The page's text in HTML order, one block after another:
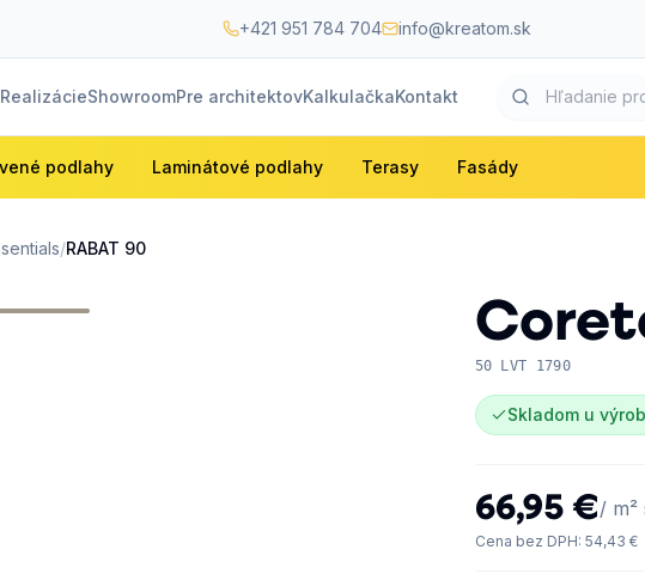
+421 951 784 704 info@kreatom.sk
RealizácieShowroomPre architektovKalkulačkaKontakt
podlahy Laminátové podlahy Terasy Fasády
/RABAT 90
50 LVT 1790
Skladom u
66,95 €/ m²
Cena bez DPH: 54,43 €